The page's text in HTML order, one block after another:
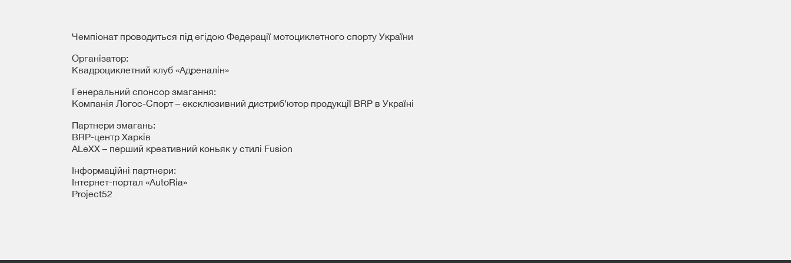
Чемпіонат проводиться під егідою Федерації мотоциклетного спорту України
Організатор:
Квадроциклетний клуб «Адреналін»
Генеральний спонсор змагання:
Компанія Логос-Спорт – ексклюзивний дистриб’ютор продукції BRP в Україні
Партнери змагань:
BRP-центр Харків
ALeXX – перший креативний коньяк у стилі Fusion
Інформаційні партнери:
Інтернет-портал «AutoRia»
Рroject52